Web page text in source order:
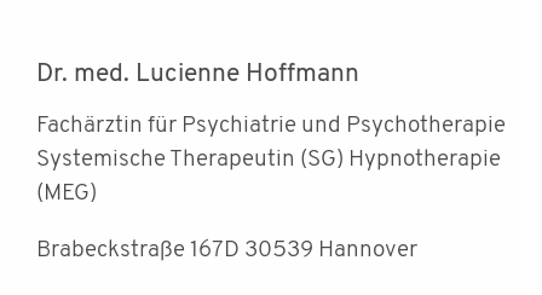
Dr. med. Lucienne Hoffmann
Fachärztin für Psychiatrie und Psychotherapie
Systemische Therapeutin (SG) Hypnotherapie
(MEG)
Brabeckstraße 167D 30539 Hannover